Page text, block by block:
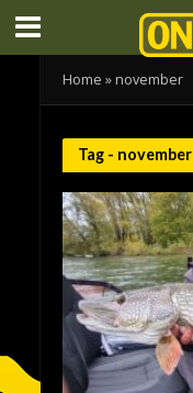
Home » november
Tag - november